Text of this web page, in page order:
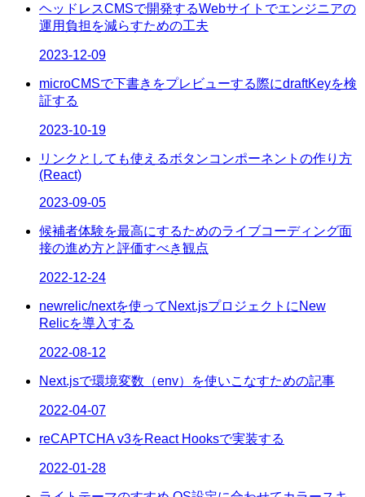
ヘッドレスCMSで開発するWebサイトでエンジニアの
運用負担を減らすための工夫
2023-12-09
microCMSで下書きをプレビューする際にdraftKeyを検
証する
2023-10-19
リンクとしても使えるボタンコンポーネントの作り方
(React)
2023-09-05
候補者体験を最高にするためのライブコーディング面
接の進め方と評価すべき観点
2022-12-24
newrelic/nextを使ってNext.jsプロジェクトにNew
Relicを導入する
2022-08-12
Next.jsで環境変数（env）を使いこなすための記事
2022-04-07
reCAPTCHA v3をReact Hooksで実装する
2022-01-28